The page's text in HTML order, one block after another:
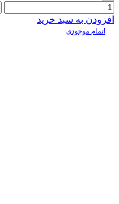
افزودن به سبد خرید
اتمام موجودی